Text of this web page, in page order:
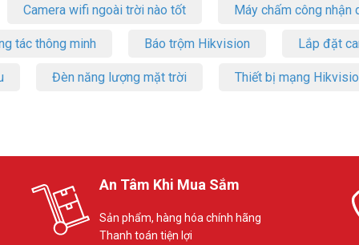
IC-M710/ M718
Camera wifi ngoài trời nào tốt Máy chấm công nhận
tác thông minh Báo trộm Hikvision Lắp đặt
Đèn năng lượng mặt trời Thiết bị mạng
An Tâm Khi Mua Sắm
Sản phẩm, hàng hóa chính hãng
Thanh toán tiện lợi